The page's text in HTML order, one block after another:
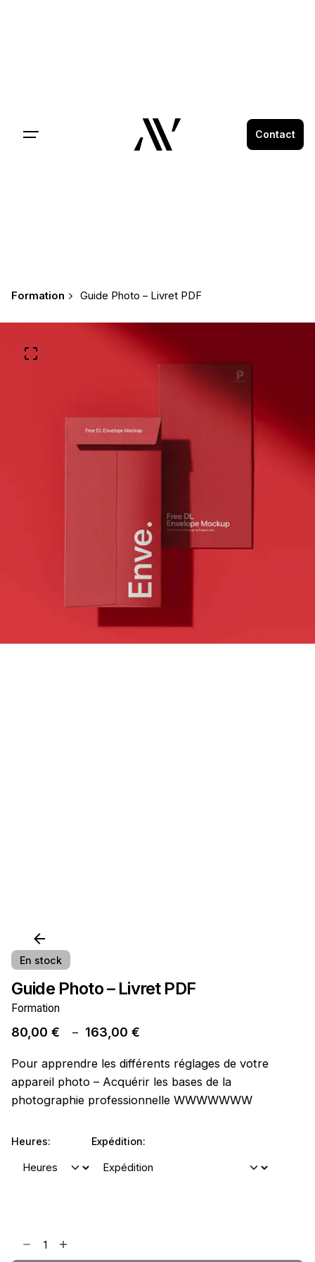
Contact
Formation Guide Photo – Livret PDF
En stock
Guide Photo – Livret PDF
Formation
80,00 € – 163,00 €
Pour apprendre les différents réglages de votre
appareil photo – Acquérir les bases de la
photographie professionnelle WWWWWWW
Heures: Expédition: